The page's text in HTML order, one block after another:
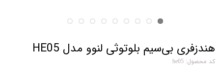
هندزفری بی‌سیم بلوتوثی لنوو مدل HE05
کد محصول: he05